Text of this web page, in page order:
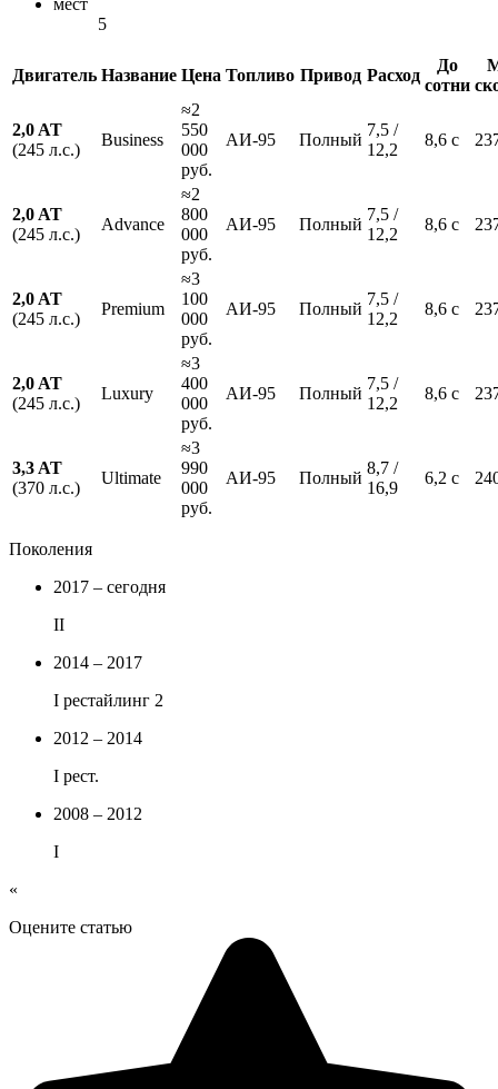
мест
5
Двигатель Название Цена Топливо Привод Расход
До
сотни
2,0 AT
(245 л.с.)
Business
≈2
550
000
руб.
АИ-95 Полный
7,5 /
12,2
8,6 с
2,0 AT
(245 л.с.)
Advance
≈2
800
000
руб.
АИ-95 Полный
7,5 /
12,2
8,6 с
2,0 AT
(245 л.с.)
Premium
≈3
100
000
руб.
АИ-95 Полный
7,5 /
12,2
8,6 с
2,0 AT
(245 л.с.)
Luxury
≈3
400
000
руб.
АИ-95 Полный
7,5 /
12,2
8,6 с
3,3 AT
(370 л.с.)
Ultimate
≈3
990
000
руб.
АИ-95 Полный
8,7 /
16,9
6,2 с
Поколения
2017 – сегодня
II
2014 – 2017
I рестайлинг 2
2012 – 2014
I рест.
2008 – 2012
I
«
Оцените статью